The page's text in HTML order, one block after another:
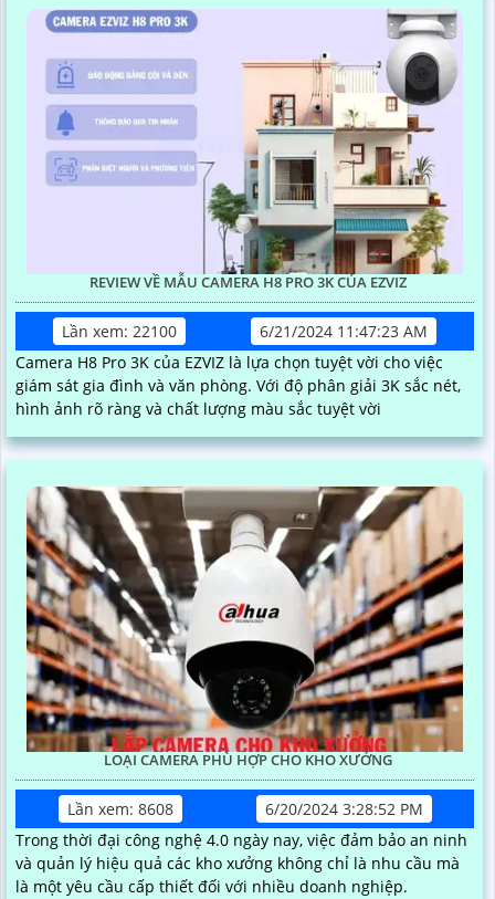
REVIEW VỀ MẪU CAMERA H8 PRO 3K CỦA EZVIZ
Lần xem: 22100
6/21/2024 11:47:23 AM
Camera H8 Pro 3K của EZVIZ là lựa chọn tuyệt vời cho việc
giám sát gia đình và văn phòng. Với độ phân giải 3K sắc nét,
hình ảnh rõ ràng và chất lượng màu sắc tuyệt vời
LOẠI CAMERA PHÙ HỢP CHO KHO XƯỞNG
Lần xem: 8608
6/20/2024 3:28:52 PM
Trong thời đại công nghệ 4.0 ngày nay, việc đảm bảo an ninh
và quản lý hiệu quả các kho xưởng không chỉ là nhu cầu mà
là một yêu cầu cấp thiết đối với nhiều doanh nghiệp.